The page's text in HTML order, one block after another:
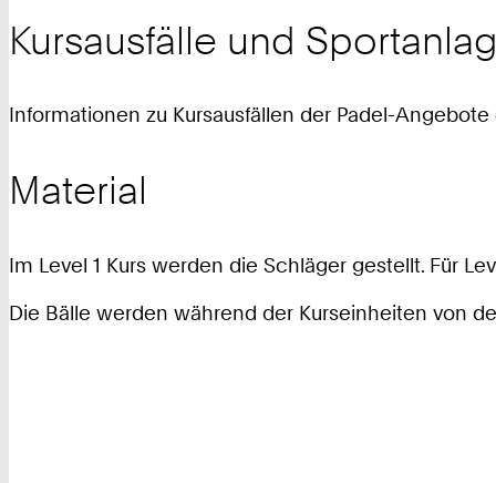
Kursausfälle und
Informationen zu Kursausfällen der Padel-
Material
Im Level 1 Kurs werden die Schläger gestellt. Für
Die Bälle werden während der Kurseinheiten von